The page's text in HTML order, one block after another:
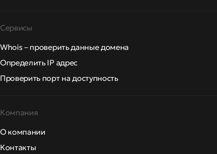
Сервисы
Whois – проверить данные домена
Определить IP адрес
Проверить порт на доступность
Компания
О компании
Контакты